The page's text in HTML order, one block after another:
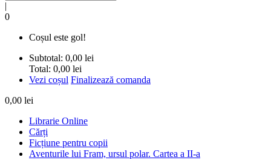
|
0
Coșul este gol!
Subtotal: 0,00 lei
Total: 0,00 lei
Vezi coșul Finalizează comanda
0,00 lei
Librarie Online
Cărți
Ficțiune pentru copii
Aventurile lui Fram, ursul polar. Cartea a II-a